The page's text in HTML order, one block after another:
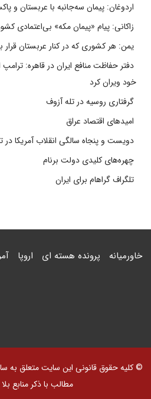
اردوغان: پیمان سه‌جانبه با عربستان و
زاکانی: پیام «پیمان مکه» بی‌اعتمادی
یمن: هر کشوری که در کنار عربستان قرار
دفتر حفاظت منافع ایران در قاهره:
خود ویران کرد
گرفتاری روسیه در تله آزوف
امیدهای اقتصاد عراق
دویست و پنجاه سالگی انقلاب آمریکا در
چهره‌های کلیدی دولت برنام
تلگراف گراهام برای ایران
خاورمیانه پرونده هسته ای اروپا
© کلیه حقوق قانونی این سایت متعلق به
مطالب با ذکر منابع